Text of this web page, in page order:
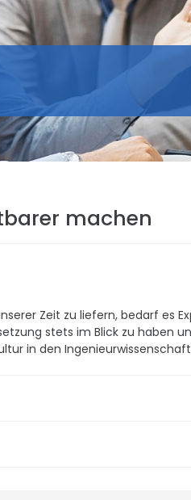
machen
Zeit zu liefern, bedarf es
stets im Blick zu haben
in den